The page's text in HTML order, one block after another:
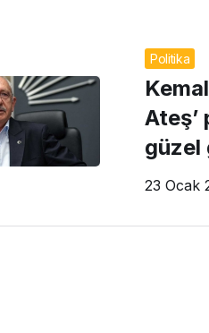
Politika
Ateş’
güzel
23 Ocak